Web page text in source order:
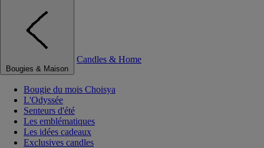
Bougies & Maison
Candles & Home
Bougie du mois Choisya
L'Odyssée
Senteurs d'été
Les emblématiques
Les idées cadeaux
Exclusives candles